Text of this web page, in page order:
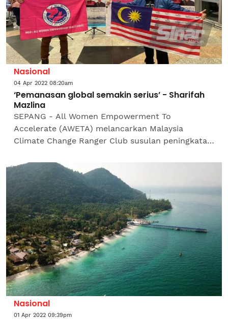
Nasional
04 Apr 2022 08:20am
‘Pemanasan global semakin serius’ - Sharifah
Mazlina
SEPANG - All Women Empowerment To
Accelerate (AWETA) melancarkan Malaysia
Climate Change Ranger Club susulan peningkatan
Terbang Antarabangsa Kuala Lumpur...
Nasional
01 Apr 2022 09:39pm